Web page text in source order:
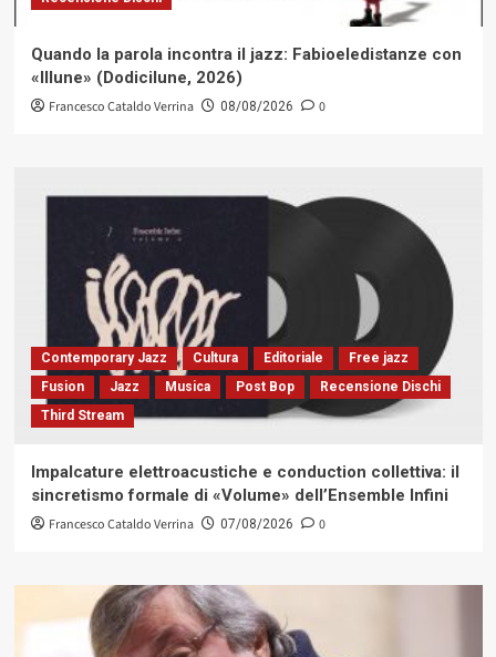
Quando la parola incontra il jazz: Fabioeledistanze con
«Illune» (Dodicilune, 2026)
Francesco Cataldo Verrina 08/08/2026 0
Contemporary Jazz Cultura Editoriale
Free jazz
Fusion
Jazz Musica Post Bop
Recensione Dischi
Third Stream
Impalcature elettroacustiche e conduction collettiva: il
sincretismo formale di «Volume» dell’Ensemble Infini
Francesco Cataldo Verrina 07/08/2026 0